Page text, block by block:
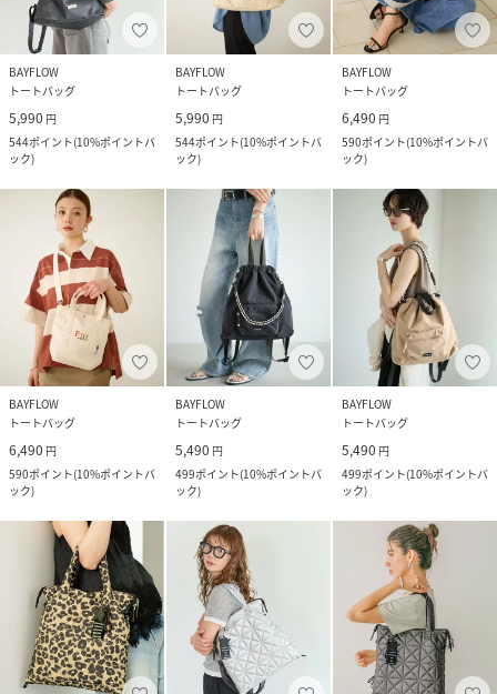
BAYFLOW
トートバッグ
5,990 円
544ポイント(10%ポイントバ
ック)
BAYFLOW
トートバッグ
5,990 円
544ポイント(10%ポイントバ
ック)
BAYFLOW
トートバッグ
6,490 円
590ポイント(10%ポイントバ
ック)
BAYFLOW
トートバッグ
6,490 円
590ポイント(10%ポイントバ
ック)
BAYFLOW
トートバッグ
5,490 円
499ポイント(10%ポイントバ
ック)
BAYFLOW
トートバッグ
5,490 円
499ポイント(10%ポイントバ
ック)